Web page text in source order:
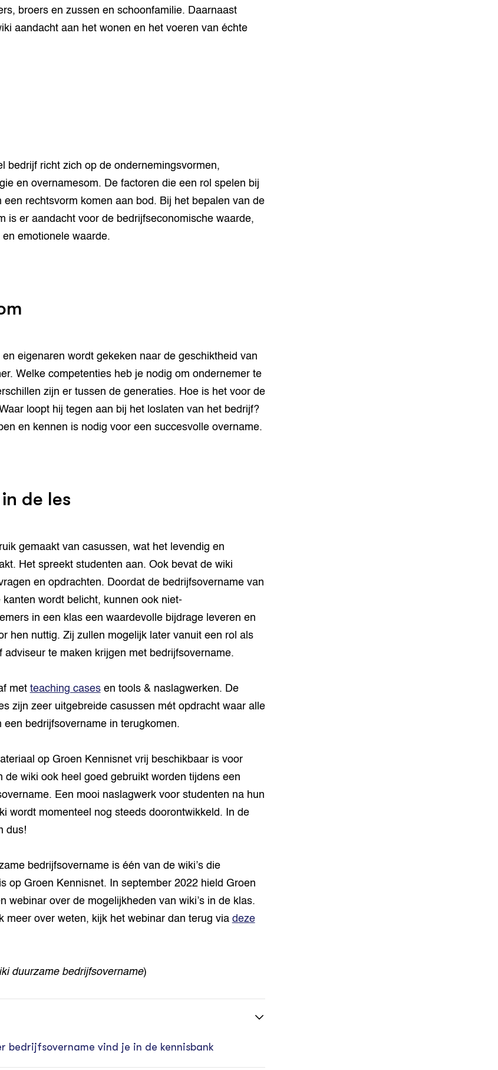
broers en zussen en schoonfamilie. Daarnaast
aandacht aan het wonen en het voeren van échte
bedrijf richt zich op de ondernemingsvormen,
en overnamesom. De factoren die een rol spelen bij
een rechtsvorm komen aan bod. Bij het bepalen van de
is er aandacht voor de bedrijfseconomische waarde,
emotionele waarde.
en eigenaren wordt gekeken naar de geschiktheid van
Welke competenties heb je nodig om ondernemer te
zijn er tussen de generaties. Hoe is het voor de
loopt hij tegen aan bij het loslaten van het bedrijf?
en kennen is nodig voor een succesvolle overname.
de les
gemaakt van casussen, wat het levendig en
Het spreekt studenten aan. Ook bevat de wiki
en opdrachten. Doordat de bedrijfsovername van
kanten wordt belicht, kunnen ook niet-
in een klas een waardevolle bijdrage leveren en
hen nuttig. Zij zullen mogelijk later vanuit een rol als
adviseur te maken krijgen met bedrijfsovername.
met teaching casesen tools & naslagwerken. De
zijn zeer uitgebreide casussen mét opdracht waar alle
een bedrijfsovername in terugkomen.
op Groen Kennisnet vrij beschikbaar is voor
de wiki ook heel goed gebruikt worden tijdens een
Een mooi naslagwerk voor studenten na hun
wordt momenteel nog steeds doorontwikkeld. In de
dus!
bedrijfsovername is één van de wiki’s die
op Groen Kennisnet. In september 2022 hield Groen
webinar over de mogelijkheden van wiki’s in de klas.
meer over weten, kijk het webinar dan terug via deze
duurzame bedrijfsovername)
bedrijfsovername vind je in de kennisbank